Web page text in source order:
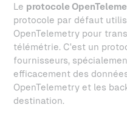
Le protocole
protocole par défaut
OpenTelemetry pour
télémétrie. C'est un
fournisseurs,
efficacement des
OpenTelemetry et les
destination.